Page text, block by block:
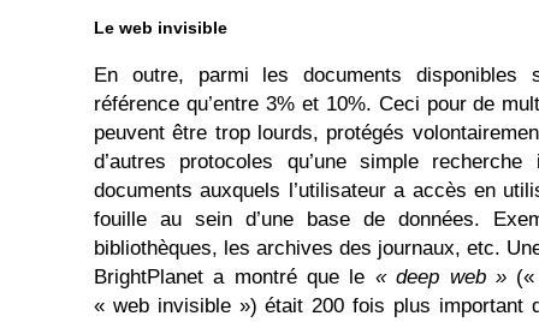
Le web invisible
En outre, parmi les documents disponibles
référence qu’entre 3% et 10%. Ceci pour de
peuvent être trop lourds, protégés
d’autres protocoles qu’une simple
documents auxquels l’utilisateur a accès en
fouille au sein d’une base de données.
bibliothèques, les archives des journaux, etc.
BrightPlanet a montré que le « deep web »(«
« web invisible ») était 200 fois plus important